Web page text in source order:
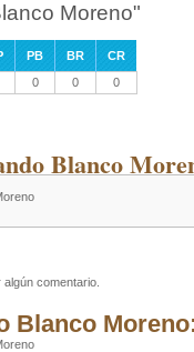
Moreno"
PB BR
CR
0 0 0
Blanco
comentario.
Blanco